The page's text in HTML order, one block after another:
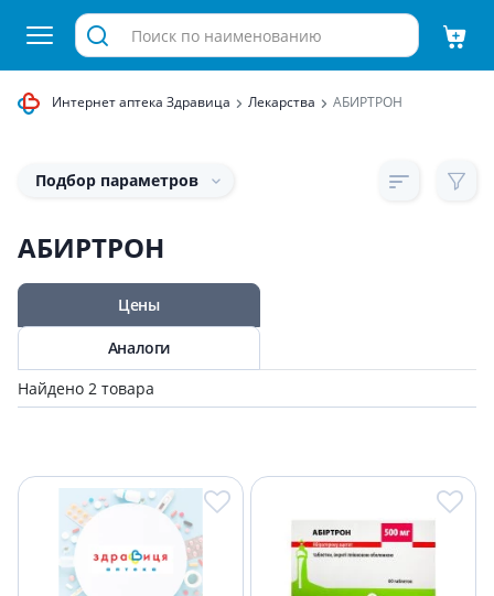
Интернет аптека Здравица Лекарства АБИРТРОН
Подбор параметров
АБИРТРОН
Цены
Аналоги
Найдено 2 товара